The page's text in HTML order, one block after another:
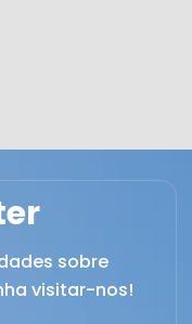
sobre
visitar-nos!